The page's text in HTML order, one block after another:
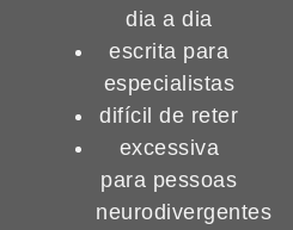
dia a dia
escrita para
especialistas
difícil de reter
excessiva
para pessoas
neurodivergentes